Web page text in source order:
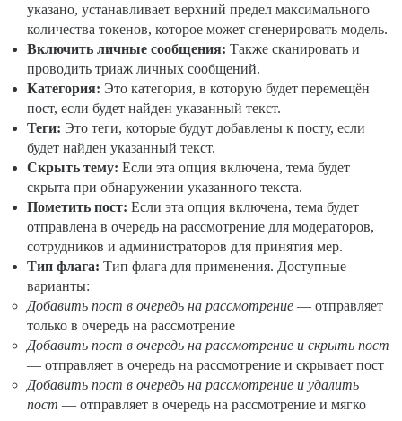
указано, устанавливает верхний предел максимального
количества токенов, которое может сгенерировать модель.
Включить личные сообщения: Также сканировать и
проводить триаж личных сообщений.
Категория: Это категория, в которую будет перемещён
пост, если будет найден указанный текст.
Теги: Это теги, которые будут добавлены к посту, если
будет найден указанный текст.
Скрыть тему: Если эта опция включена, тема будет
скрыта при обнаружении указанного текста.
Пометить пост: Если эта опция включена, тема будет
отправлена в очередь на рассмотрение для модераторов,
сотрудников и администраторов для принятия мер.
Тип флага: Тип флага для применения. Доступные
варианты:
Добавить пост в очередь на рассмотрение — отправляет
только в очередь на рассмотрение
Добавить пост в очередь на рассмотрение и скрыть пост
— отправляет в очередь на рассмотрение и скрывает пост
Добавить пост в очередь на рассмотрение и удалить
пост — отправляет в очередь на рассмотрение и мягко